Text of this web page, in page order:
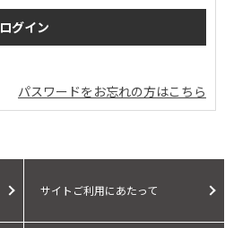
パスワードをお忘れの方はこちら
サイトご利用にあたって